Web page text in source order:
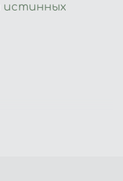
истинных
при t 30